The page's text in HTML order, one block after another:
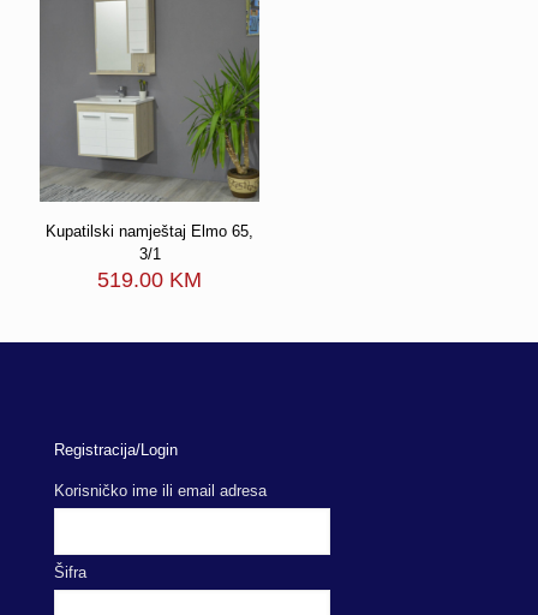
Kupatilski namještaj Elmo 65,
3/1
519.00 KM
Registracija/Login
Korisničko ime ili email adresa
Šifra